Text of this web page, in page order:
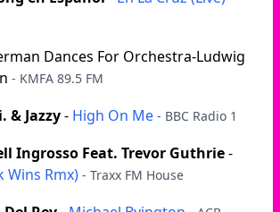
Dances For Orchestra-Ludwig
- KMFA 89.5 FM
& Jazzy- High On Me - BBC Radio 1
Ingrosso Feat. Trevor Guthrie-
Wins Rmx) - Traxx FM House